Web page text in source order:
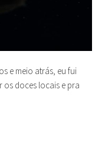
e meio atrás, eu fui
os doces locais e pra